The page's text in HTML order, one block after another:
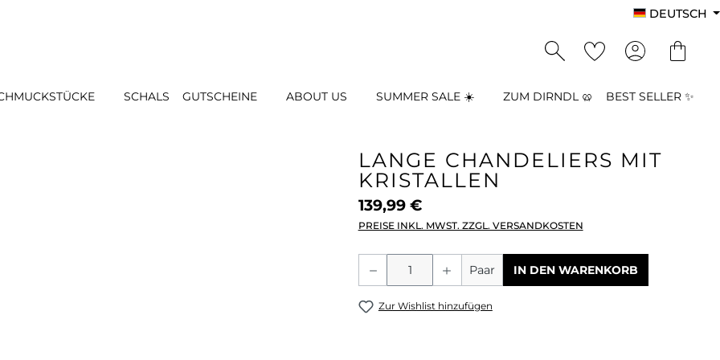
DEUTSCH
SCHALS GUTSCHEINE ABOUT US SUMMER SALE ☀️ ZUM DIRNDL 🥨 BEST SELLER ✨
LANGE CHANDELIERS MIT
KRISTALLEN
139,99 €
PREISE INKL. MWST. ZZGL. VERSANDKOSTEN
Produkt Anzahl: Gib den
Paar IN DEN WARENKORB
Zur Wishlist hinzufügen